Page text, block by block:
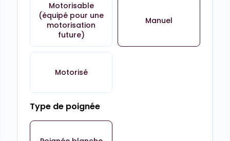
Motorisable
(équipé pour une
motorisation
future)
Manuel
Motorisé
Type de poignée